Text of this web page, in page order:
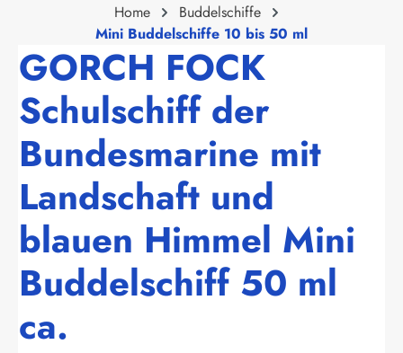
Home
Buddelschiffe
Mini Buddelschiffe 10 bis 50 ml
GORCH FOCK
Schulschiff der
Bundesmarine mit
Landschaft und
blauen Himmel Mini
Buddelschiff 50 ml
ca.